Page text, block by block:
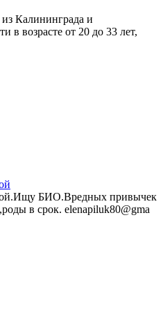
Калининграда и
в возрасте от 20 до 33 лет,
БИО.Вредных привычек
в срок. elenapiluk80@gma